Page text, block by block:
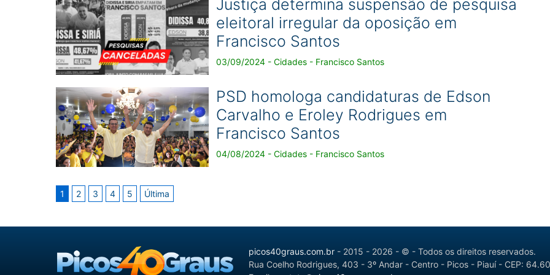
Justiça determina suspensão de pesquisa
eleitoral irregular da oposição em
Francisco Santos
03/09/2024 - Cidades - Francisco Santos
PSD homologa candidaturas de Edson
Carvalho e Eroley Rodrigues em
Francisco Santos
04/08/2024 - Cidades - Francisco Santos
1 2 3 4 5 Última
picos40graus.com.br- 2015 - 2026 - © - Todos os direitos reservados.
Rua Coelho Rodrigues, 403 - 3º Andar - Centro - Picos - Piauí - CEP: